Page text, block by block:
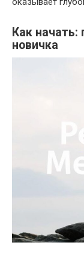
Как начать:
новичка